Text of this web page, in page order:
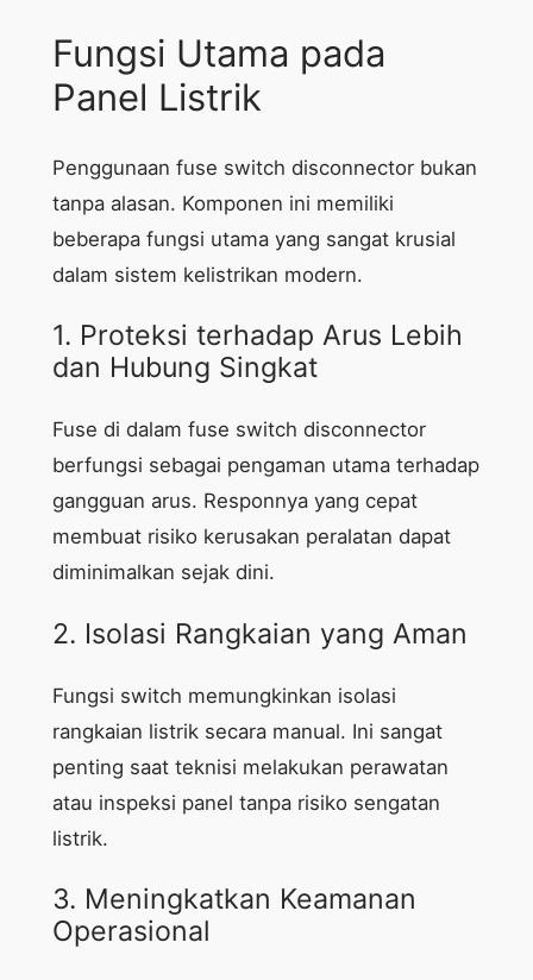
Fungsi Utama pada
Panel Listrik
Penggunaan fuse switch disconnector bukan
tanpa alasan. Komponen ini memiliki
beberapa fungsi utama yang sangat krusial
dalam sistem kelistrikan modern.
1. Proteksi terhadap Arus Lebih
dan Hubung Singkat
Fuse di dalam fuse switch disconnector
berfungsi sebagai pengaman utama terhadap
gangguan arus. Responnya yang cepat
membuat risiko kerusakan peralatan dapat
diminimalkan sejak dini.
2. Isolasi Rangkaian yang Aman
Fungsi switch memungkinkan isolasi
rangkaian listrik secara manual. Ini sangat
penting saat teknisi melakukan perawatan
atau inspeksi panel tanpa risiko sengatan
listrik.
3. Meningkatkan Keamanan
Operasional